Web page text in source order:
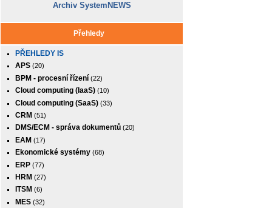
Archiv SystemNEWS
Přehledy
PŘEHLEDY IS
APS (20)
BPM - procesní řízení (22)
Cloud computing (IaaS) (10)
Cloud computing (SaaS) (33)
CRM (51)
DMS/ECM - správa dokumentů (20)
EAM (17)
Ekonomické systémy (68)
ERP (77)
HRM (27)
ITSM (6)
MES (32)